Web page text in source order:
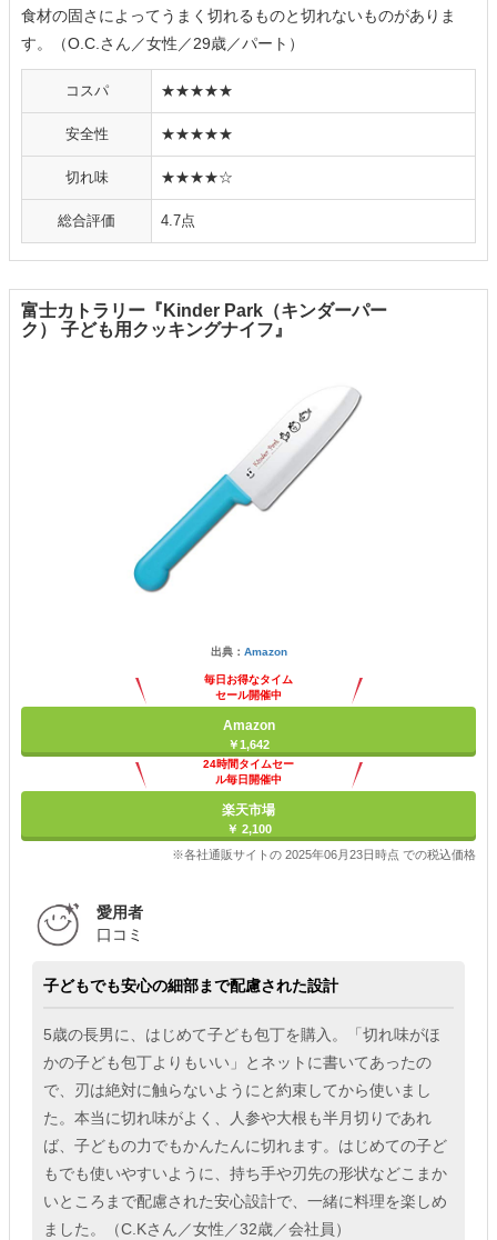
食材の固さによってうまく切れるものと切れないものがありま
す。（O.C.さん／女性／29歳／パート）
コスパ ★★★★★
安全性 ★★★★★
切れ味 ★★★★☆
総合評価 4.7点
富士カトラリー『Kinder Park（キンダーパー
ク） 子ども用クッキングナイフ』
出典： Amazon
毎日お得なタイム
セール開催中
Amazon
￥1,642
24時間タイムセー
ル毎日開催中
楽天市場
￥ 2,100
※各社通販サイトの 2025年06月23日時点 での税込価格
愛用者
口コミ
子どもでも安心の細部まで配慮された設計
5歳の長男に、はじめて子ども包丁を購入。「切れ味がほ
かの子ども包丁よりもいい」とネットに書いてあったの
で、刃は絶対に触らないようにと約束してから使いまし
た。本当に切れ味がよく、人参や大根も半月切りであれ
ば、子どもの力でもかんたんに切れます。はじめての子ど
もでも使いやすいように、持ち手や刃先の形状などこまか
いところまで配慮された安心設計で、一緒に料理を楽しめ
ました。（C.Kさん／女性／32歳／会社員）